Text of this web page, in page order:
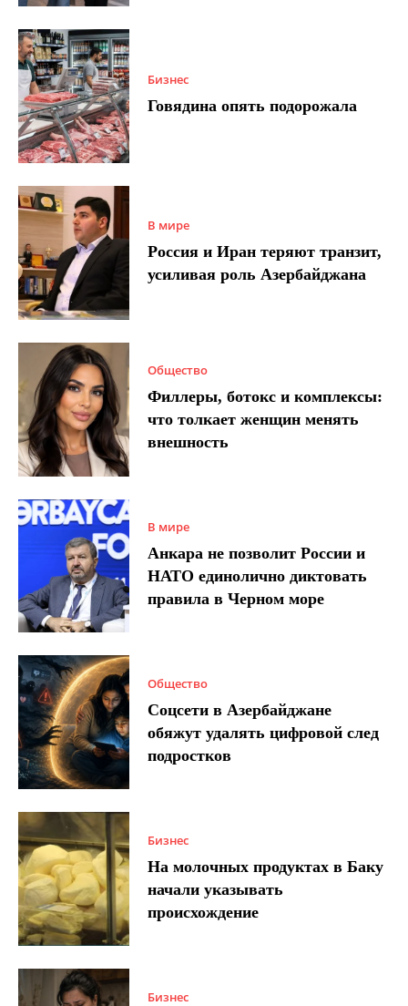
Бизнес
Говядина опять подорожала
В мире
Россия и Иран теряют транзит,
усиливая роль Азербайджана
Общество
Филлеры, ботокс и комплексы:
что толкает женщин менять
внешность
В мире
Анкара не позволит России и
НАТО единолично диктовать
правила в Черном море
Общество
Соцсети в Азербайджане
обяжут удалять цифровой след
подростков
Бизнес
На молочных продуктах в Баку
начали указывать
происхождение
Бизнес